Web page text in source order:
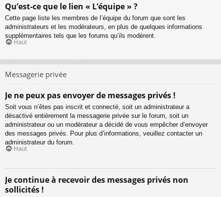
Qu’est-ce que le lien « L’équipe » ?
Cette page liste les membres de l’équipe du forum que sont les
administrateurs et les modérateurs, en plus de quelques informations
supplémentaires tels que les forums qu’ils modèrent.
Haut
Messagerie privée
Je ne peux pas envoyer de messages privés !
Soit vous n’êtes pas inscrit et connecté, soit un administrateur a
désactivé entièrement la messagerie privée sur le forum, soit un
administrateur ou un modérateur a décidé de vous empêcher d’envoyer
des messages privés. Pour plus d’informations, veuillez contacter un
administrateur du forum.
Haut
Je continue à recevoir des messages privés non
sollicités !